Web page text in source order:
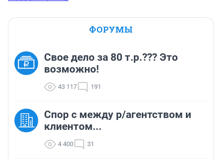
ФОРУМЫ
Свое дело за 80 т.р.??? Это
возможно!
43 117 191
Спор с между р/агентством и
клиентом...
4 400 31